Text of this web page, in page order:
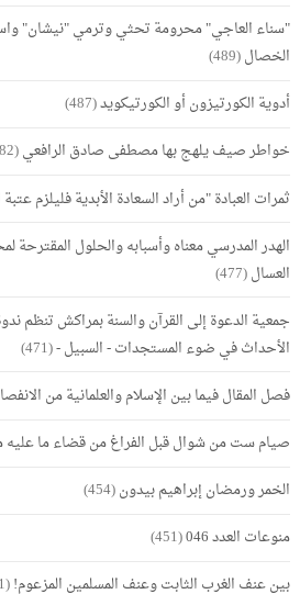
"سناء العاجي" محرومة تحثي وترمي "نيشان"
الخصال(489)
أدوية الكورتيزون أو الكورتيكويد(487)
خواطر صيف يلهج بها مصطفى صادق الرافعي(482)
ثمرات العبادة "من أراد السعادة الأبدية فليلزم عتبة
الهدر المدرسي معناه وأسبابه والحلول المقترحة
العسال(477)
جمعية الدعوة إلى القرآن والسنة بمراكش تنظم
الأحداث في ضوء المستجدات - السبيل -(471)
فصل المقال فيما بين الإسلام والعلمانية من
صيام ست من شوال قبل الفراغ من قضاء ما
الخمر ورمضان إبراهيم بيدون(454)
منوعات العدد 046
(451)
بين عنف الغرب الثابت وعنف المسلمين المزعوم!(451)